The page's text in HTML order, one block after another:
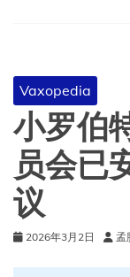
Vaxopedia
小罗伯
员会已
议
2026年3月2日 孟